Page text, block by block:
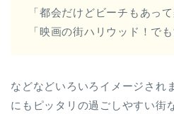
「都会だけどビーチもあっ
「映画の街ハリウッド！で
などなどいろいろイメージされ
にもピッタリの過ごしやすい街